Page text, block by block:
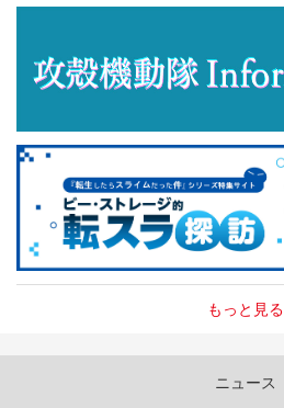
もっと見る
ニュース